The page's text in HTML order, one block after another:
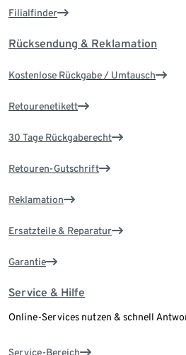
Filialfinder
Rücksendung & Reklamation
Kostenlose Rückgabe / Umtausch
Retourenetikett
30 Tage Rückgaberecht
Retouren-Gutschrift
Reklamation
Ersatzteile & Reparatur
Garantie
Service & Hilfe
Online-Services nutzen & schnell
Service-Bereich